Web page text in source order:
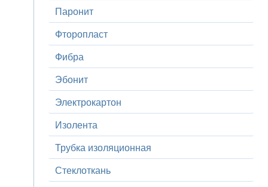
Паронит
Фторопласт
Фибра
Эбонит
Электрокартон
Изолента
Трубка изоляционная
Стеклоткань